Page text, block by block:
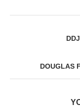
DOUGLAS